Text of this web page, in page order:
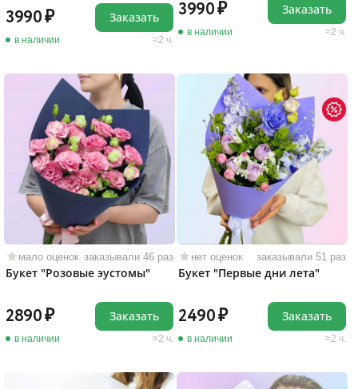
3990
в наличии 2 ч.
Заказать 3990
в наличии 2 ч.
Заказать
мало оценок заказывали 46 раз
Букет "Розовые эустомы"
2890
в наличии 2 ч.
Заказать
нет оценок заказывали 51 раз
Букет "Первые дни лета"
2490
в наличии 2 ч.
Заказать